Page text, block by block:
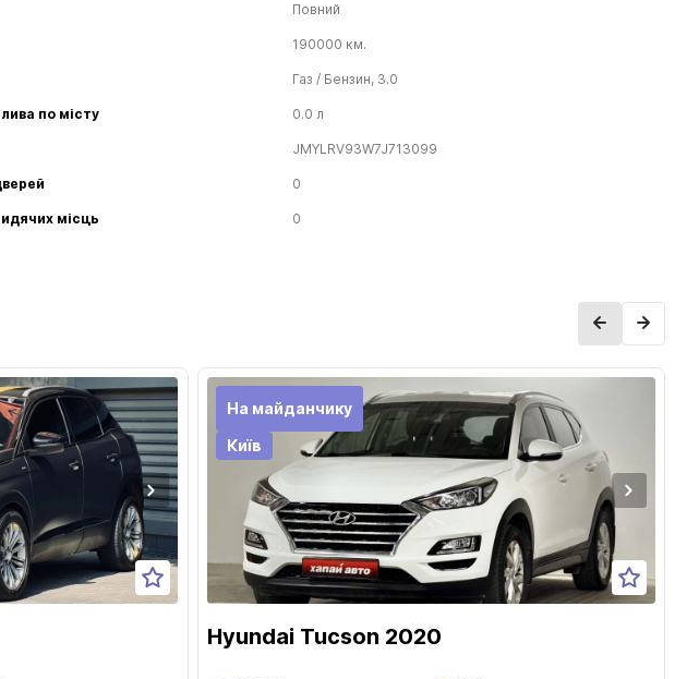
Повний
190000 км.
Газ / Бензин, 3.0
по місту 0.0 л
JMYLRV93W7J713099
0
місць 0
На майданчику
Київ
Hyundai Tucson 2020